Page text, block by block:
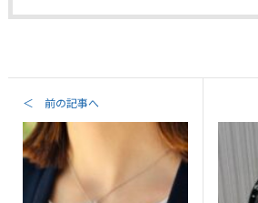
＜ 前の記事へ